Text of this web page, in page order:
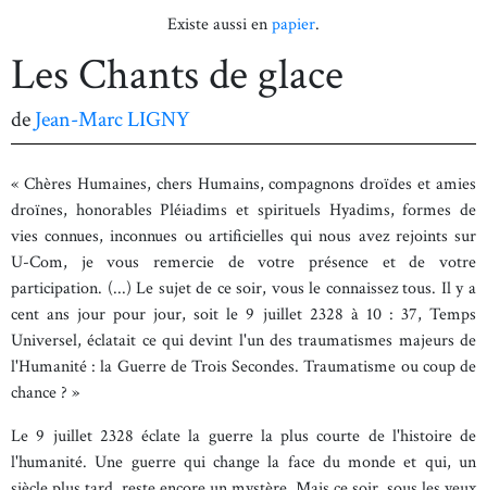
Existe aussi enpapier.
Les Chants de glace
deJean-Marc LIGNY
« Chères Humaines, chers Humains, compagnons droïdes et amies
droïnes, honorables Pléiadims et spirituels Hyadims, formes de
vies connues, inconnues ou artificielles qui nous avez rejoints sur
U-Com, je vous remercie de votre présence et de votre
participation. (...) Le sujet de ce soir, vous le connaissez tous. Il y a
cent ans jour pour jour, soit le 9 juillet 2328 à 10 : 37, Temps
Universel, éclatait ce qui devint l'un des traumatismes majeurs de
l'Humanité : la Guerre de Trois Secondes. Traumatisme ou coup de
chance ? »
Le 9 juillet 2328 éclate la guerre la plus courte de l'histoire de
l'humanité. Une guerre qui change la face du monde et qui, un